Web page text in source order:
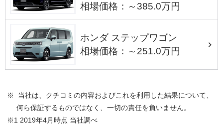
相場価格：～385.0万円
ホンダ ステップワゴン
相場価格：～251.0万円
※ 当社は、クチコミの内容およびこれを利用した結果について、
何ら保証するものではなく、一切の責任を負いません。
※1 2019年4月時点 当社調べ